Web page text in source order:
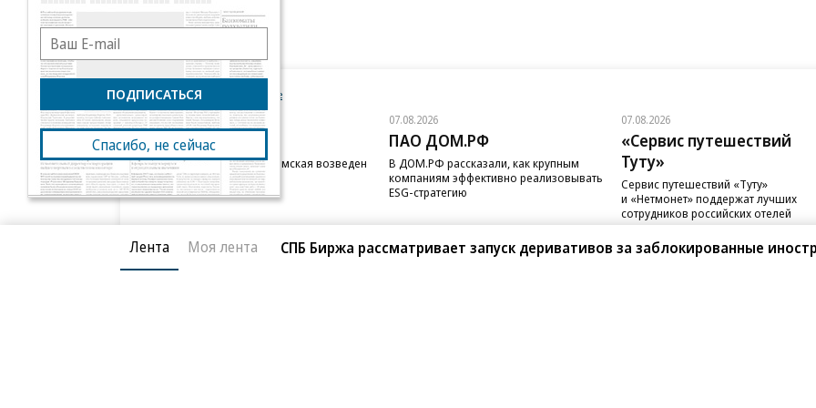
Новости компаний Все
07.08.2026
STONE
Бизнес-центр STONE Римская возведен
в полную высоту
07.08.2026
ПАО ДОМ.РФ
В ДОМ.РФ рассказали, как крупным
компаниям эффективно реализовывать
ESG-стратегию
07.08.2026
«Сервис путешествий
Туту»
Сервис путешествий «Туту»
и «Нетмонет» поддержат лучших
сотрудников российских отелей
Лента Моя лента СПБ Биржа рассматривает запуск деривативов за заблокированные
ПОДПИСАТЬСЯ
Спасибо, не сейчас